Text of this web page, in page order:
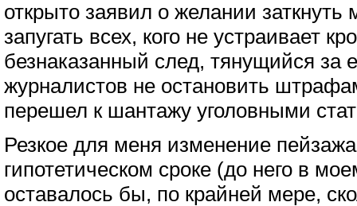
открыто заявил о желании заткнуть
запугать всех, кого не устраивает
безнаказанный след, тянущийся за
журналистов не остановить
перешел к шантажу уголовными
Резкое для меня изменение
гипотетическом сроке (до него в
оставалось бы, по крайней мере,